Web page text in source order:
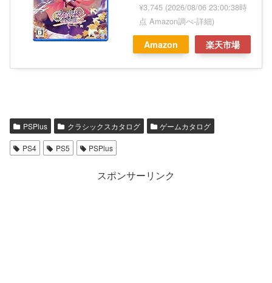
¥3,745 (2026/08/06 23:00:38時
点 Amazon調べ-詳細)
Amazon 楽天市場
PSPlus クラシックスカタログ ゲームカタログ
PS4 PS5 PSPlus
スポンサーリンク